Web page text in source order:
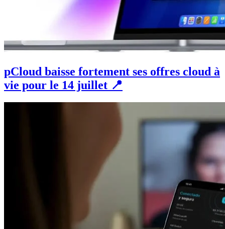
pCloud baisse fortement ses offres cloud à
vie pour le 14 juillet 📍